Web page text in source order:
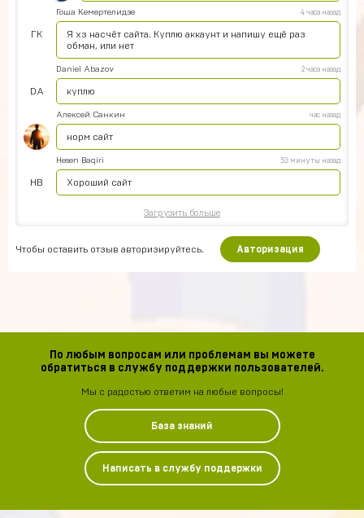
ГК
Гоша Кемертелидзе 4 часа назад
Я хз насчёт сайта. Куплю аккаунт и напишу ещё раз
обман, или нет
DA
Daniel Abazov 2 часа назад
куплю
Алексей Санкин час назад
норм сайт
HB
Hesen Baqiri 53 минуты назад
Хороший сайт
Загрузить больше
Чтобы оставить отзыв авторизируйтесь. Авторизация
По любым вопросам или проблемам вы можете
обратиться в службу поддержки пользователей.
Мы с радостью ответим на любые вопросы!
База знаний
Написать в службу поддержки